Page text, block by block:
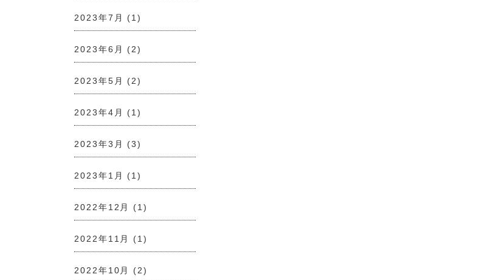
2023年7月 (1)
2023年6月 (2)
2023年5月 (2)
2023年4月 (1)
2023年3月 (3)
2023年1月 (1)
2022年12月 (1)
2022年11月 (1)
2022年10月 (2)